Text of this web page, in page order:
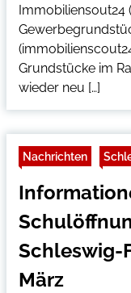
Immobiliensout24
Grundstücke im
wieder neu […]
Nachrichten
Schleswig-
März